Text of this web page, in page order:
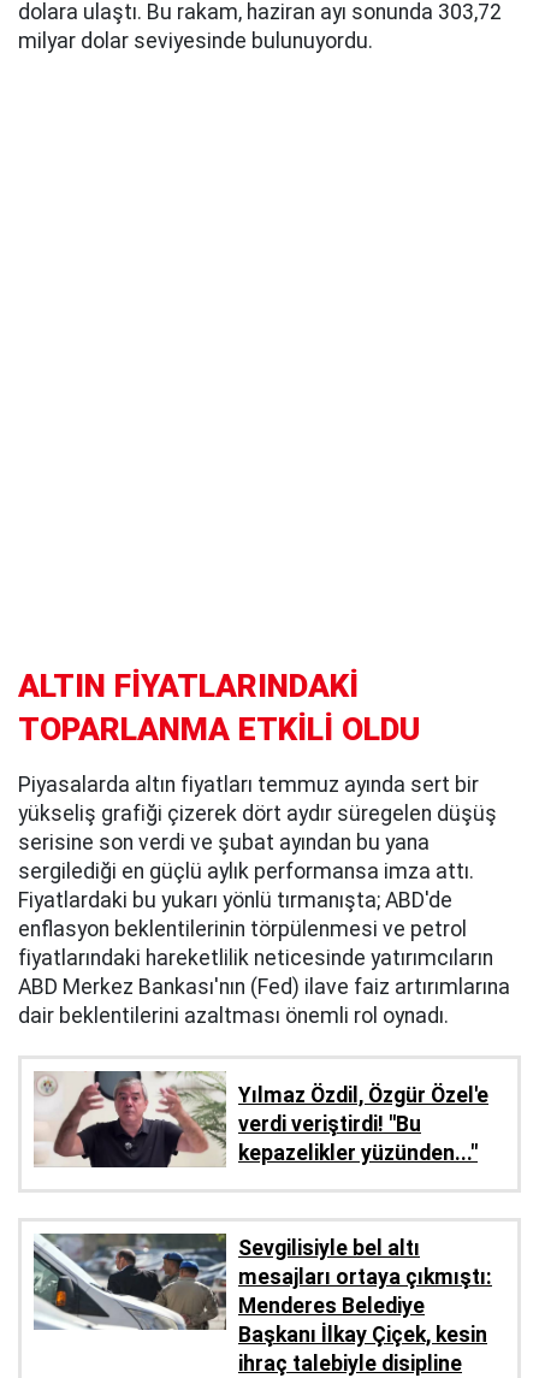
dolara ulaştı. Bu rakam, haziran ayı sonunda 303,72
milyar dolar seviyesinde bulunuyordu.
ALTIN FİYATLARINDAKİ
TOPARLANMA ETKİLİ OLDU
Piyasalarda altın fiyatları temmuz ayında sert bir
yükseliş grafiği çizerek dört aydır süregelen düşüş
serisine son verdi ve şubat ayından bu yana
sergilediği en güçlü aylık performansa imza attı.
Fiyatlardaki bu yukarı yönlü tırmanışta; ABD'de
enflasyon beklentilerinin törpülenmesi ve petrol
fiyatlarındaki hareketlilik neticesinde yatırımcıların
ABD Merkez Bankası'nın (Fed) ilave faiz artırımlarına
dair beklentilerini azaltması önemli rol oynadı.
Yılmaz Özdil, Özgür Özel'e
verdi veriştirdi! ''Bu
kepazelikler yüzünden..."
Sevgilisiyle bel altı
mesajları ortaya çıkmıştı:
Menderes Belediye
Başkanı İlkay Çiçek, kesin
ihraç talebiyle disipline